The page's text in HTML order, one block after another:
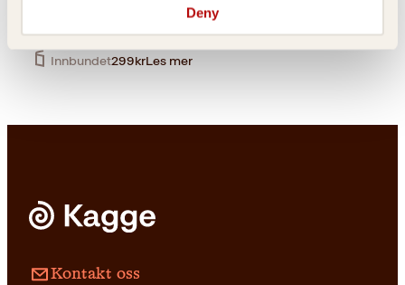
Deny
prompebok
Innbundet299krLes mer
Kontakt oss